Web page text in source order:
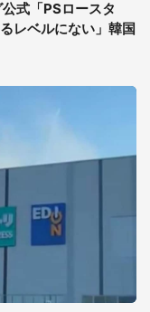
式「PSロースタ
レベルにない」韓国